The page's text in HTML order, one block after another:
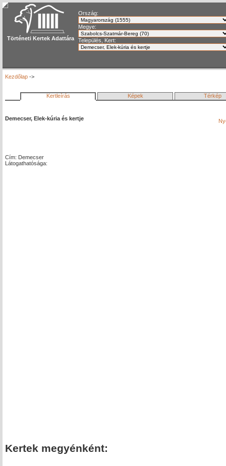
Történeti Kertek Adattára
Ország:
Megye:
Település, Kert:
Kezdőlap ->
Kertleírás Képek Térkép
Demecser, Elek-kúria és kertje
Cím: Demecser
Látogathatósága:
Kertek megyénként: